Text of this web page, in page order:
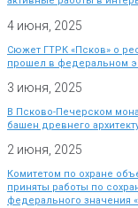
4 июня, 2025
Сюжет ГТРК «Псков» о
прошел в федеральном
3 июня, 2025
В Псково-Печерском
башен древнего
2 июня, 2025
Комитетом по охране
приняты работы по
федерального значения